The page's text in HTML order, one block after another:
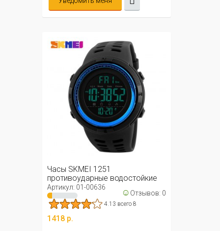
Часы SKMEI 1251
противоударные водостойкие
50м (синие)
Артикул: 01-00636 ☺ Отзывов: 0
4.13 всего 8
1418 р.